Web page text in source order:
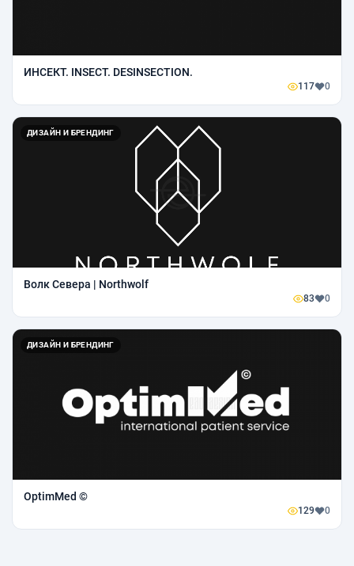
ИНСЕКТ. INSECT. DESINSECTION.
117 0
ДИЗАЙН И БРЕНДИНГ
Волк Севера | Northwolf
83 0
ДИЗАЙН И БРЕНДИНГ
OptimMed ©
129 0